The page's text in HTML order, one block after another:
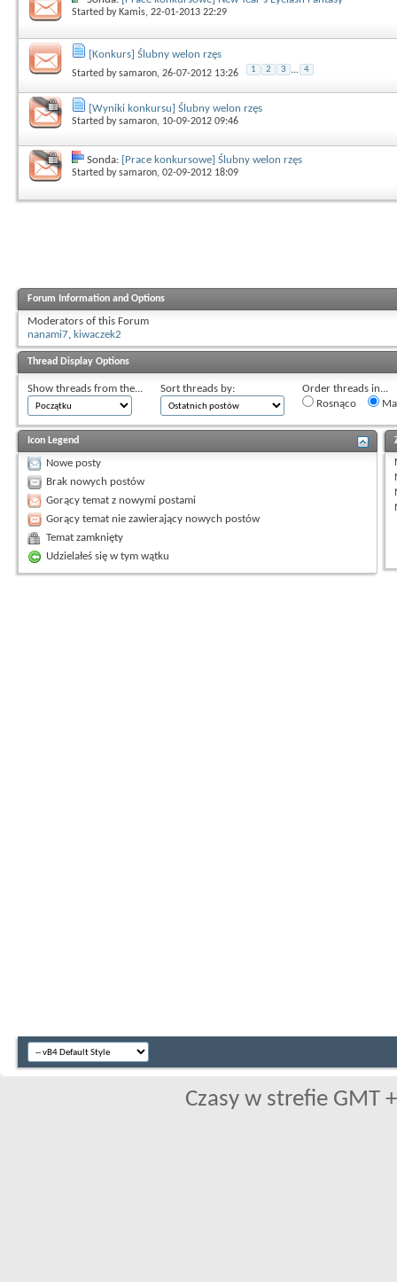
Started by Kamis, 22-01-2013 22:29
[Konkurs] Ślubny welon rzęs
Started bysamaron, 26-07-2012 13:26 1 2 3 ... 4
[Wyniki konkursu] Ślubny welon rzęs
Started bysamaron, 10-09-2012 09:46
Sonda: [Prace konkursowe] Ślubny welon rzęs
Started bysamaron, 02-09-2012 18:09
Forum Information and Options
Moderators of this Forum
nanami7, kiwaczek2
Thread Display Options
Show threads from the... Sort threads by:
Order threads in...
Rosnąco
Icon Legend
Nowe posty
Brak nowych postów
Gorący temat z nowymi postami
Gorący temat nie zawierający nowych postów
Temat zamknięty
Udzielałeś się w tym wątku
Czasy w strefie GMT